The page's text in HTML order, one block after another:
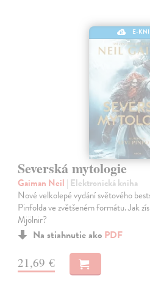
E-
Severská mytologie
Gaiman Neil | Elektronická kniha
Nové velkolepé vydání světového
Pinfolda ve zvětšeném formátu. Jak
Mjölnir?
Na stiahnutie ako PDF
21,69 €